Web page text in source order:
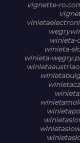
vignette-
winieta-
winieta-
winieta-węgry.pl